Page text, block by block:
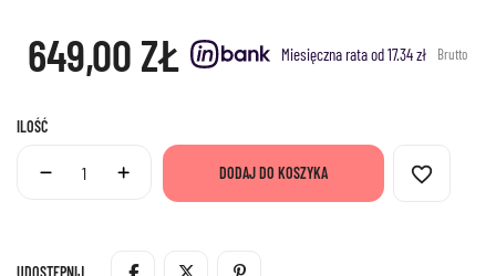
649,00 ZŁ Miesięczna rata od 17.34 zł Brutto
ILOŚĆ
DODAJ DO KOSZYKA favorite_border
UDOSTĘPNIJ